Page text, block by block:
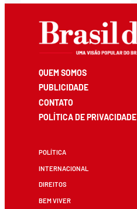
QUEM SOMOS
PUBLICIDADE
CONTATO
POLÍTICA DE PRIVACIDADE
POLÍTICA
INTERNACIONAL
DIREITOS
BEM VIVER